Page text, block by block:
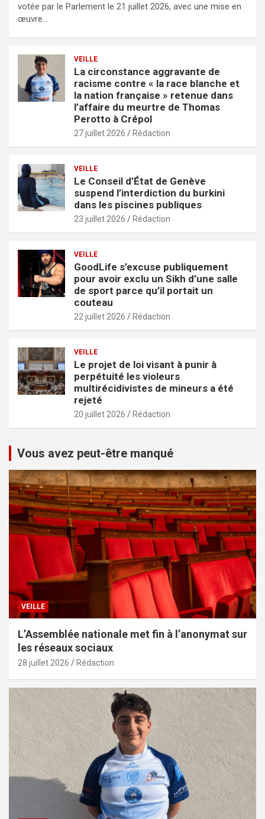
votée par le Parlement le 21 juillet 2026, avec une mise en
œuvre…
VEILLE
La circonstance aggravante de
racisme contre « la race blanche et
la nation française » retenue dans
l’affaire du meurtre de Thomas
Perotto à Crépol
27 juillet 2026 Rédaction
VEILLE
Le Conseil d’État de Genève
suspend l’interdiction du burkini
dans les piscines publiques
23 juillet 2026 Rédaction
VEILLE
GoodLife s’excuse publiquement
pour avoir exclu un Sikh d’une salle
de sport parce qu’il portait un
couteau
22 juillet 2026 Rédaction
VEILLE
Le projet de loi visant à punir à
perpétuité les violeurs
multirécidivistes de mineurs a été
rejeté
20 juillet 2026 Rédaction
Vous avez peut-être manqué
VEILLE
L’Assemblée nationale met fin à l’anonymat sur
les réseaux sociaux
28 juillet 2026 Rédaction